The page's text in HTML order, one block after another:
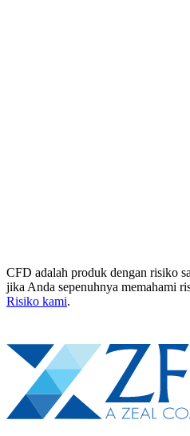
CFD adalah produk dengan risiko
jika Anda sepenuhnya memahami
Risiko kami.